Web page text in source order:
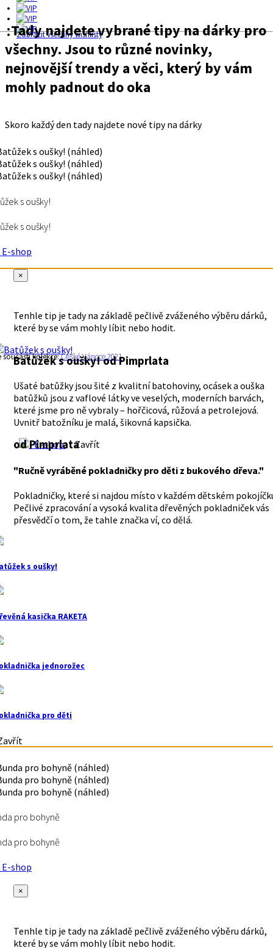
Zobrazit všechny wishlisty
Tady najdete vybrané tipy na dárky pro
všechny. Jsou to různé novinky,
nejnovější trendy a věci, který by vám
mohly padnout do oka
Skoro každý den tady najdete nové tipy na dárky
s oušky!
s oušky!
shop
×
Tenhle tip je tady na základě pečlivě zváženého výběru dárků,
které by se vám mohly líbit nebo hodit.
součástí kolekce:České Vánoce 2021
Batůžek s oušky!od Pimprlata
Ušaté batůžky jsou šité z kvalitní batohoviny, ocásek a ouška
batůžků jsou z vaflové látky ve veselých, moderních barvách,
které jsme pro ně vybraly – hořčicová, růžová a petrolejová.
Uvnitř batožníku je malá, šikovná kapsička.
E-shop Zavřít
od Pimprlata
"Ručně vyráběné pokladničky pro děti z bukového dřeva."
Pokladničky, které si najdou místo v každém dětském
Pečlivé zpracování a vysoká kvalita dřevěných pokladniček vás
přesvědčí o tom, že tahle značka ví, co dělá.
s oušky!
kasička RAKETA
jednorožec
pro děti
pro bohyně
pro bohyně
shop
×
Tenhle tip je tady na základě pečlivě zváženého výběru dárků,
které by se vám mohly líbit nebo hodit.